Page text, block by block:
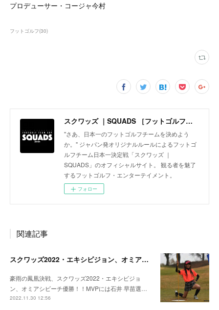
プロデューサー・コージャ今村
フットゴルフ(30)
スクワッズ ｜SQUADS ［フットゴルフ・チームカップ FOOTGOLF TEAM CUP］〜フットゴルフチーム日本一決定戦〜
"さあ、日本一のフットゴルフチームを決めよう
か。" ジャパン発オリジナルルールによるフットゴ
ルフチーム日本一決定戦「スクワッズ ｜
SQUADS」のオフィシャルサイト。 観る者を魅了
するフットゴルフ・エンターテイメント。
フォロー
関連記事
スクワッズ2022・エキシビジョン、オミアシビーチ優勝！！
豪雨の鳳凰決戦、スクワッズ2022・エキシビジョ
ン、オミアシビーチ優勝！！MVPには石井 早苗選…
2022.11.30 12:56